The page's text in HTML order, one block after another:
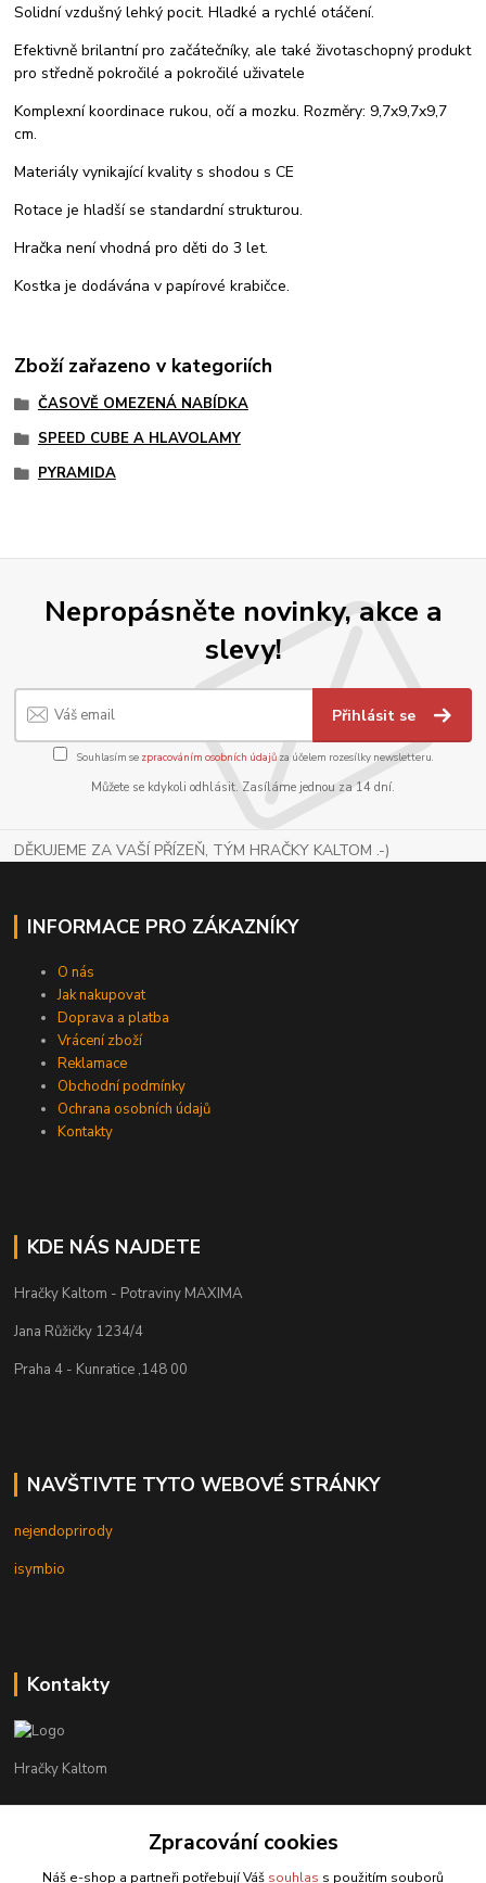
Solidní vzdušný lehký pocit. Hladké a rychlé otáčení.
Efektivně brilantní pro začátečníky, ale také životaschopný produkt
pro středně pokročilé a pokročilé uživatele
Komplexní koordinace rukou, očí a mozku. Rozměry: 9,7x9,7x9,7
cm.
Materiály vynikající kvality s shodou s CE
Rotace je hladší se standardní strukturou.
Hračka není vhodná pro děti do 3 let.
Kostka je dodávána v papírové krabičce.
Zboží zařazeno v kategoriích
ČASOVĚ OMEZENÁ NABÍDKA
SPEED CUBE A HLAVOLAMY
PYRAMIDA
Nepropásněte novinky, akce a
slevy!
Přihlásit se
Souhlasím se zpracováním osobních údajůza účelem rozesílky newsletteru.
Můžete se kdykoli odhlásit. Zasíláme jednou za 14 dní.
DĚKUJEME ZA VAŠÍ PŘÍZEŇ, TÝM HRAČKY KALTOM .-)
INFORMACE PRO ZÁKAZNÍKY
O nás
Jak nakupovat
Doprava a platba
Vrácení zboží
Reklamace
Obchodní podmínky
Ochrana osobních údajů
Kontakty
KDE NÁS NAJDETE
Hračky Kaltom - Potraviny MAXIMA
Jana Růžičky 1234/4
Praha 4 - Kunratice ,148 00
NAVŠTIVTE TYTO WEBOVÉ STRÁNKY
nejendoprirody
isymbio
Kontakty
Hračky Kaltom
+420 777 538 008
Zpracování cookies
Náš e-shop a partneři potřebují Váš souhlas s použitím souborů